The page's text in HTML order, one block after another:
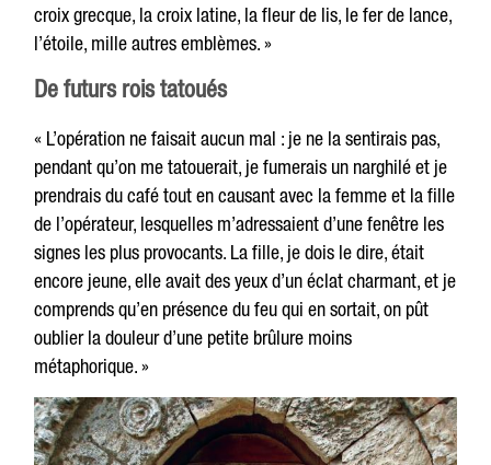
croix grecque, la croix latine, la fleur de lis, le fer de lance,
l’étoile, mille autres emblèmes. »
De futurs rois tatoués
« L’opération ne faisait aucun mal : je ne la sentirais pas,
pendant qu’on me tatouerait, je fumerais un narghilé et je
prendrais du café tout en causant avec la femme et la fille
de l’opérateur, lesquelles m’adressaient d’une fenêtre les
signes les plus provocants. La fille, je dois le dire, était
encore jeune, elle avait des yeux d’un éclat charmant, et je
comprends qu’en présence du feu qui en sortait, on pût
oublier la douleur d’une petite brûlure moins
métaphorique. »